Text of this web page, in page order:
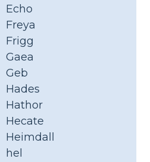
Echo
Freya
Frigg
Gaea
Geb
Hades
Hathor
Hecate
Heimdall
hel